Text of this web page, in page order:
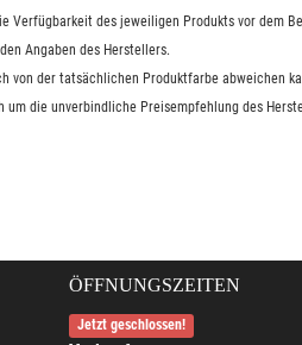
des jeweiligen Produkts vor dem
Angaben des Herstellers.
von der tatsächlichen Produktfarbe abweichen
um die unverbindliche Preisempfehlung des
ÖFFNUNGSZEITEN
Jetzt geschlossen!